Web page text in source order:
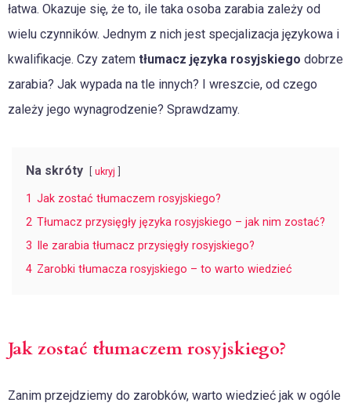
łatwa. Okazuje się, że to, ile taka osoba zarabia zależy od
wielu czynników. Jednym z nich jest specjalizacja językowa i
kwalifikacje. Czy zatem tłumacz języka rosyjskiego dobrze
zarabia? Jak wypada na tle innych? I wreszcie, od czego
zależy jego wynagrodzenie? Sprawdzamy.
Na skróty ukryj
1 Jak zostać tłumaczem rosyjskiego?
2 Tłumacz przysięgły języka rosyjskiego – jak nim zostać?
3
Ile zarabia tłumacz przysięgły rosyjskiego?
4 Zarobki tłumacza rosyjskiego – to warto wiedzieć
Jak zostać tłumaczem rosyjskiego?
Zanim przejdziemy do zarobków, warto wiedzieć jak w ogóle